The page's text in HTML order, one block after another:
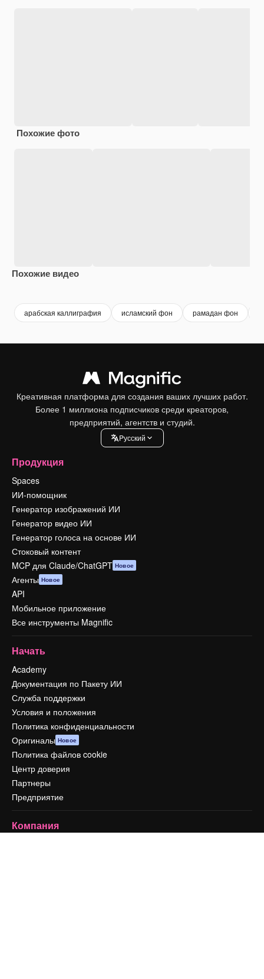
Похожие фото
Похожие видео
арабская каллиграфия исламский фон рамадан фон
Креативная платформа для создания ваших лучших работ.
Более 1 миллиона подписчиков среди креаторов,
предприятий, агентств и студий.
Pусский
Продукция
Spaces
ИИ-помощник
Генератор изображений ИИ
Генератор видео ИИ
Генератор голоса на основе ИИ
Стоковый контент
MCP для Claude/ChatGPT Новое
Агенты Новое
API
Мобильное приложение
Все инструменты Magnific
Начать
Academy
Документация по Пакету ИИ
Служба поддержки
Условия и положения
Политика конфиденциальности
Оригиналы Новое
Политика файлов cookie
Центр доверия
Партнеры
Предприятие
Компания